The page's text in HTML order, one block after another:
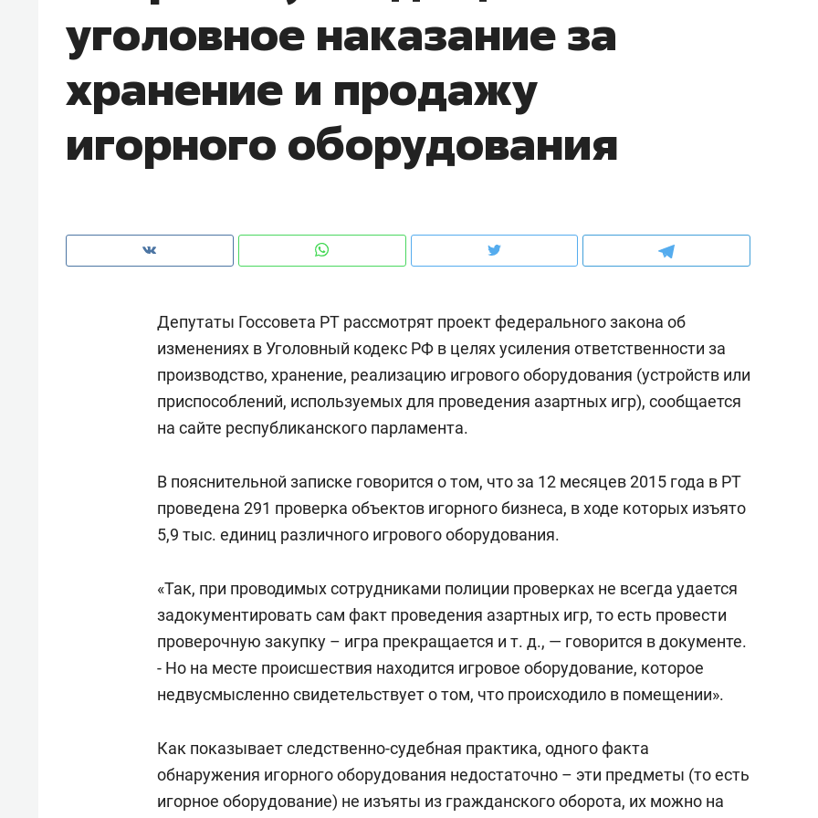
уголовное наказание за
хранение и продажу
игорного оборудования
Депутаты Госсовета РТ рассмотрят проект федерального закона об
изменениях в Уголовный кодекс РФ в целях усиления ответственности за
производство, хранение, реализацию игрового оборудования (устройств или
приспособлений, используемых для проведения азартных игр), сообщается
на сайте республиканского парламента.
В пояснительной записке говорится о том, что за 12 месяцев 2015 года в РТ
проведена 291 проверка объектов игорного бизнеса, в ходе которых изъято
5,9 тыс. единиц различного игрового оборудования.
«Так, при проводимых сотрудниками полиции проверках не всегда удается
задокументировать сам факт проведения азартных игр, то есть провести
проверочную закупку – игра прекращается и т. д., — говорится в документе.
- Но на месте происшествия находится игровое оборудование, которое
недвусмысленно свидетельствует о том, что происходило в помещении».
Как показывает следственно-судебная практика, одного факта
обнаружения игорного оборудования недостаточно – эти предметы (то есть
игорное оборудование) не изъяты из гражданского оборота, их можно на
чем интересен Оман?
клиентах и чудных запросах мастеров
Рекомендуем
Падел, фитнес, танцы и даже
ниндзя-зал: как ТРЦ «Франт»
стал Меккой для любителей
Рекомендуем
Психотерапевт «Фороса»:
«Директорский невроз» –
когда человек не считает
свою сверхнагрузку
стрессом»
Рекомендуем
Дизайнер-прораб
Наседкина: «Ремонт
с мебелью за 2